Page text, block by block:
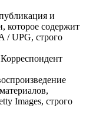
и
которое содержит
/ UPG, строго
Images, строго